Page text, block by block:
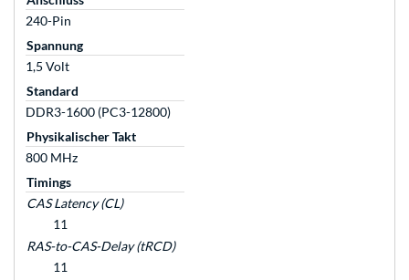
240-Pin
Spannung
1,5 Volt
Standard
DDR3-1600 (PC3-12800)
Physikalischer Takt
800 MHz
Timings
CAS Latency (CL)
11
RAS-to-CAS-Delay (tRCD)
11